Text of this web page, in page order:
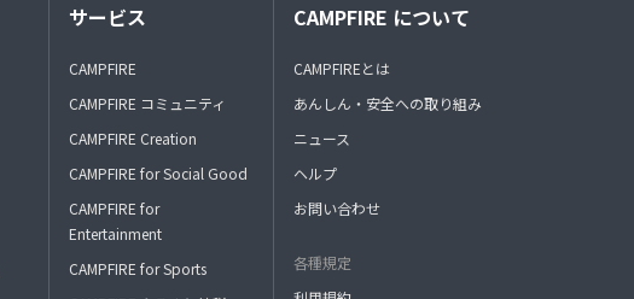
サービス
CAMPFIRE
CAMPFIRE コミュニティ
CAMPFIRE Creation
CAMPFIRE for Social Good
CAMPFIRE for
Entertainment
CAMPFIRE for Sports
CAMPFIRE について
CAMPFIREとは
あんしん・安全への取り組み
ニュース
ヘルプ
お問い合わせ
各種規定